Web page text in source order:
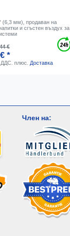
(6,3 мм), продаван на
и сгъстен въздух за
€
*
ДДС. плюс. Доставка
Член на: